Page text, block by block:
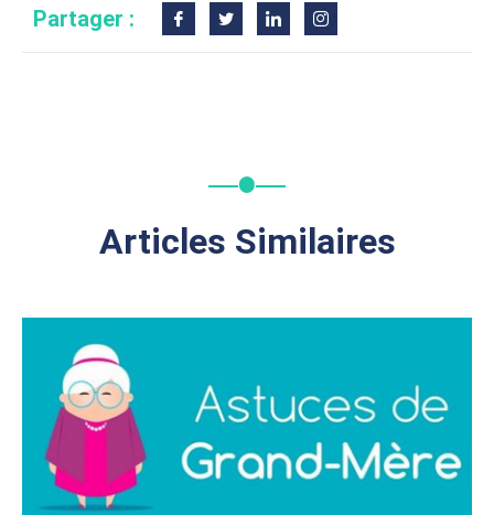
Partager :
Articles Similaires